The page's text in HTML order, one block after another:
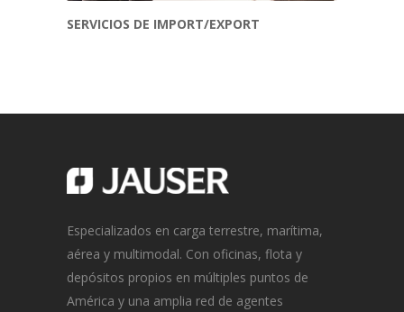
SERVICIOS DE IMPORT/EXPORT
Especializados en carga terrestre, marítima,
aérea y multimodal. Con oficinas, flota y
depósitos propios en múltiples puntos de
América y una amplia red de agentes